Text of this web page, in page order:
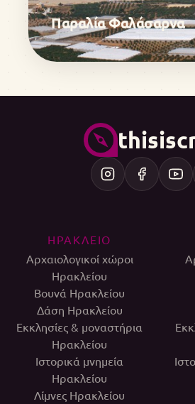
Παραλία Φαλάσαρνα
ΗΡΑΚΛΕΙΟ
Αρχαιολογικοί χώροι
Ηρακλείου
Βουνά Ηρακλείου
Δάση Ηρακλείου
Εκκλησίες & μοναστήρια
Ηρακλείου
Ιστορικά μνημεία
Ηρακλείου
Λίμνες Ηρακλείου